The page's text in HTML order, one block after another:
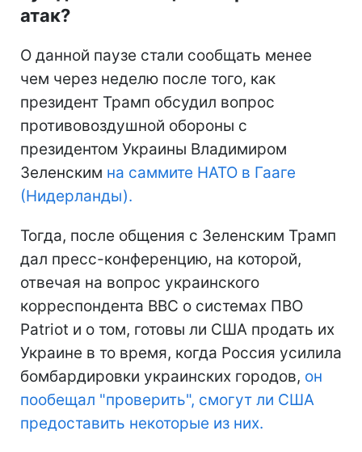
атак?
О данной паузе стали сообщать менее
чем через неделю после того, как
президент Трамп обсудил вопрос
противовоздушной обороны с
президентом Украины Владимиром
Зеленским на саммите НАТО в Гааге
(Нидерланды).
Тогда, после общения с Зеленским Трамп
дал пресс-конференцию, на которой,
отвечая на вопрос украинского
корреспондента BBC о системах ПВО
Patriot и о том, готовы ли США продать их
Украине в то время, когда Россия усилила
бомбардировки украинских городов, он
пообещал "проверить", смогут ли США
предоставить некоторые из них.